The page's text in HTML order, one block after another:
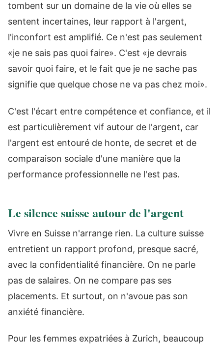
tombent sur un domaine de la vie où elles se
sentent incertaines, leur rapport à l'argent,
l'inconfort est amplifié. Ce n'est pas seulement
«je ne sais pas quoi faire». C'est «je devrais
savoir quoi faire, et le fait que je ne sache pas
signifie que quelque chose ne va pas chez moi».
C'est l'écart entre compétence et confiance, et il
est particulièrement vif autour de l'argent, car
l'argent est entouré de honte, de secret et de
comparaison sociale d'une manière que la
performance professionnelle ne l'est pas.
Le silence suisse autour de l'argent
Vivre en Suisse n'arrange rien. La culture suisse
entretient un rapport profond, presque sacré,
avec la confidentialité financière. On ne parle
pas de salaires. On ne compare pas ses
placements. Et surtout, on n'avoue pas son
anxiété financière.
Pour les femmes expatriées à Zurich, beaucoup